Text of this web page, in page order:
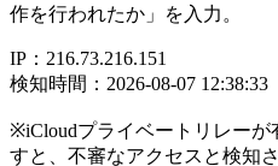
作を行われたか」を入力。
IP：216.73.216.151
検知時間：2026-08-07 12:38:33
※iCloudプライベートリレーが
すと、不審なアクセスと検知